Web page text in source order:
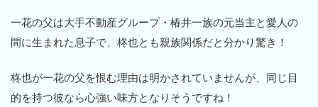
一花の父は大手不動産グループ・椿井一族の元当主と愛人の
間に生まれた息子で、柊也とも親族関係だと分かり驚き！
柊也が一花の父を恨む理由は明かされていませんが、同じ目
的を持つ彼なら心強い味方となりそうですね！